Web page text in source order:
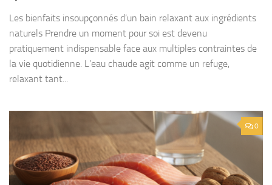
Les bienfaits insoupçonnés d’un bain relaxant aux ingrédients
naturels Prendre un moment pour soi est devenu
pratiquement indispensable face aux multiples contraintes de
la vie quotidienne. L’eau chaude agit comme un refuge,
relaxant tant...
0